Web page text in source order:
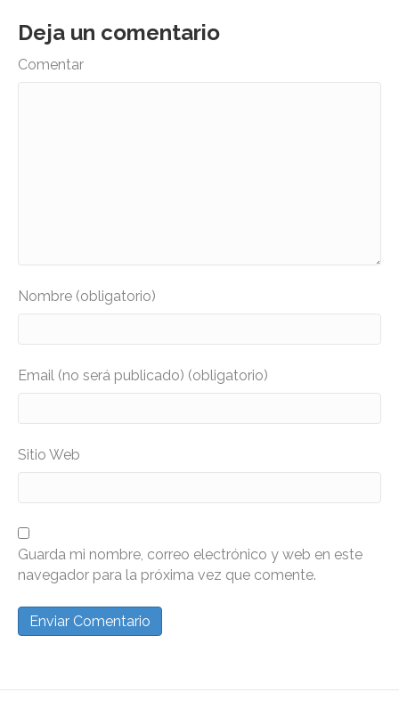
Deja un comentario
Comentar
Nombre (obligatorio)
Email (no será publicado) (obligatorio)
Sitio Web
Guarda mi nombre, correo electrónico y web en este
navegador para la próxima vez que comente.